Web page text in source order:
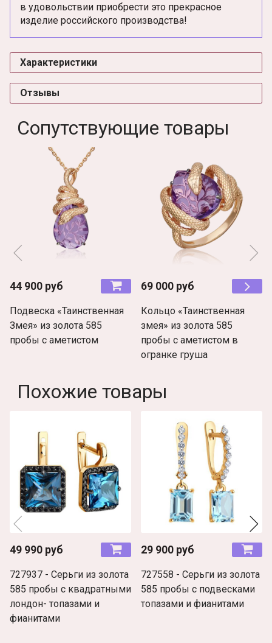
в удовольствии приобрести это прекрасное
изделие российского производства!
Характеристики
Отзывы
Сопутствующие товары
44 900 руб
Подвеска «Таинственная
Змея» из золота 585
пробы c аметистом
69 000 руб
Кольцо «Таинственная
змея» из золота 585
пробы c аметистом в
огранке груша
Похожие товары
49 990 руб
727937 - Серьги из золота
585 пробы с квадратными
лондон- топазами и
фианитами
29 900 руб
727558 - Серьги из золота
585 пробы с подвесками
топазами и фианитами